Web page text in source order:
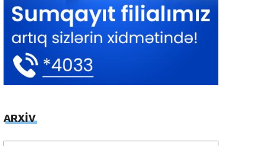
ARXİV